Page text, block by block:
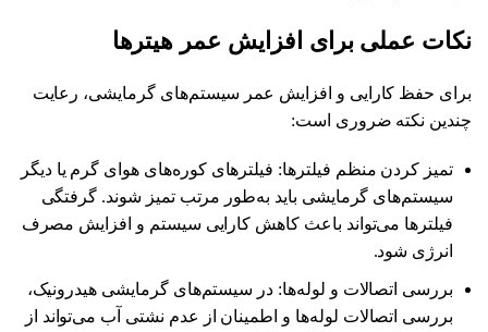
نکات عملی برای افزایش عمر هیترها
برای حفظ کارایی و افزایش عمر سیستم‌های گرمایشی، رعایت
چندین نکته ضروری است:
تمیز کردن منظم فیلترها: فیلترهای کوره‌های هوای گرم یا دیگر
سیستم‌های گرمایشی باید به‌طور مرتب تمیز شوند. گرفتگی
فیلترها می‌تواند باعث کاهش کارایی سیستم و افزایش مصرف
انرژی شود.
بررسی اتصالات و لوله‌ها: در سیستم‌های گرمایشی هیدرونیک،
بررسی اتصالات لوله‌ها و اطمینان از عدم نشتی آب می‌تواند از